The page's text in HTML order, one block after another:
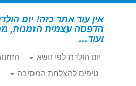
דלג
אין עוד אתר כזה! יום
הדפסה עצמית הזמנות,
ועוד…
יום הולדת לפי נושא
טיפים להצלחת המסיבה
דף הבית » חריטה על אלומיניום